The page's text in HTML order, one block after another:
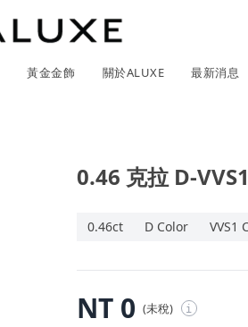
黃金金飾 關於ALUXE 最新消息
服務體驗
限時優惠
0.46 克拉 D-
0.46ct D Color VVS1
NT 0 (未稅) i